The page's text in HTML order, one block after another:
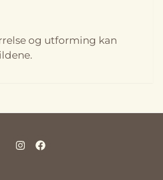
og utforming kan